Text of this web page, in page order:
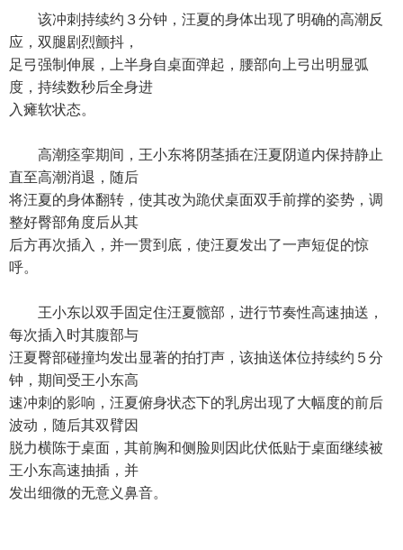
该冲刺持续约３分钟，汪夏的身体出现了明确的高潮反
应，双腿剧烈颤抖，
足弓强制伸展，上半身自桌面弹起，腰部向上弓出明显弧
度，持续数秒后全身进
入瘫软状态。
高潮痉挛期间，王小东将阴茎插在汪夏阴道内保持静止
直至高潮消退，随后
将汪夏的身体翻转，使其改为跪伏桌面双手前撑的姿势，调
整好臀部角度后从其
后方再次插入，并一贯到底，使汪夏发出了一声短促的惊
呼。
王小东以双手固定住汪夏髋部，进行节奏性高速抽送，
每次插入时其腹部与
汪夏臀部碰撞均发出显著的拍打声，该抽送体位持续约５分
钟，期间受王小东高
速冲刺的影响，汪夏俯身状态下的乳房出现了大幅度的前后
波动，随后其双臂因
脱力横陈于桌面，其前胸和侧脸则因此伏低贴于桌面继续被
王小东高速抽插，并
发出细微的无意义鼻音。